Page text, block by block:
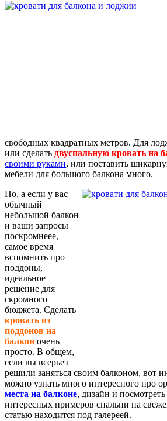
свободных квадратных метров. Для
или сделать двуспальную кровать на
своими руками, или поставить
мебели для большого балкона много.
Но, а если у вас
обычный
небольшой балкон
и ваши запросы
поскромнеее,
самое время
вспомнить про
поддоны,
идеальное
решение для
скромного
бюджета. Сделать
кровать из
поддонов на
балкон очень
просто. В общем,
если вы всерьез
решили заняться своим балконом, вот
можно узнать много интересного про
места на балконе, дизайн и посмотреть
интересных примеров спальни на
статью находится под галереей.